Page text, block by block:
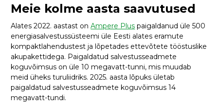
Meie kolme aasta saavutused
Alates 2022. aastast onAmpere Plus paigaldanud üle 500
energiasalvestussüsteemi üle Eesti alates eramute
kompaktlahendustest ja lõpetades ettevõtete tööstuslike
akupakettidega. Paigaldatud salvestusseadmete
koguvõimsus on üle 10 megavatt-tunni, mis muudab
meid üheks turuliidriks. 2025. aasta lõpuks ületab
paigaldatud salvestusseadmete koguvõimsus 14
megavatt-tundi.